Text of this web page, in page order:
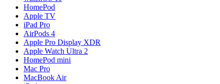
HomePod
Apple TV
iPad Pro
AirPods 4
Apple Pro Display XDR
Apple Watch Ultra 2
HomePod mini
Mac Pro
MacBook Air